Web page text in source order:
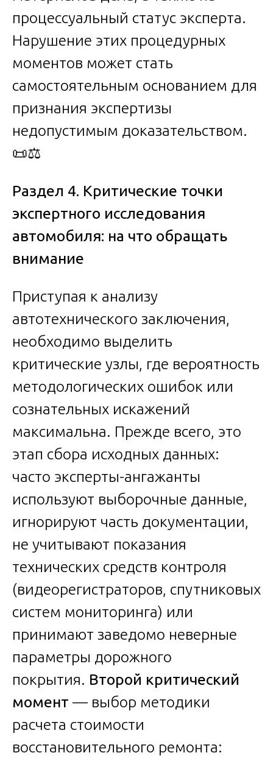
процессуальный статус эксперта.
Нарушение этих процедурных
моментов может стать
самостоятельным основанием для
признания экспертизы
недопустимым доказательством.
📜⚖️
Раздел 4. Критические точки
экспертного исследования
автомобиля: на что обращать
внимание
Приступая к анализу
автотехнического заключения,
необходимо выделить
критические узлы, где вероятность
методологических ошибок или
сознательных искажений
максимальна. Прежде всего, это
этап сбора исходных данных:
часто эксперты-ангажанты
используют выборочные данные,
игнорируют часть документации,
не учитывают показания
технических средств контроля
(видеорегистраторов, спутниковых
систем мониторинга) или
принимают заведомо неверные
параметры дорожного
покрытия. Второй критический
момент — выбор методики
расчета стоимости
восстановительного ремонта: